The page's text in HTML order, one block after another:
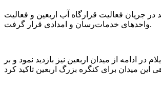
در جریان فعالیت‌ قرارگاه آب اربعین و فعالیت
واحد‌های خدمات‌رسان و امدادی قرار گرفت.
در ادامه از میدان اربعین نیز بازدید نمود و بر